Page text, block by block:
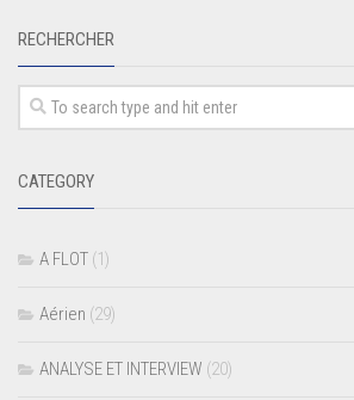
RECHERCHER
CATEGORY
A FLOT (1)
Aérien (29)
ANALYSE ET INTERVIEW (20)